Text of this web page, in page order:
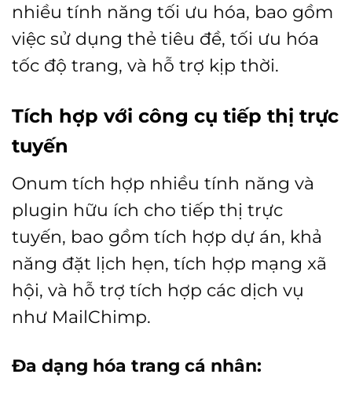
nhiều tính năng tối ưu hóa, bao gồm
việc sử dụng thẻ tiêu đề, tối ưu hóa
tốc độ trang, và hỗ trợ kịp thời.
Tích hợp với công cụ tiếp thị trực
tuyến
Onum tích hợp nhiều tính năng và
plugin hữu ích cho tiếp thị trực
tuyến, bao gồm tích hợp dự án, khả
năng đặt lịch hẹn, tích hợp mạng xã
hội, và hỗ trợ tích hợp các dịch vụ
như MailChimp.
Đa dạng hóa trang cá nhân: